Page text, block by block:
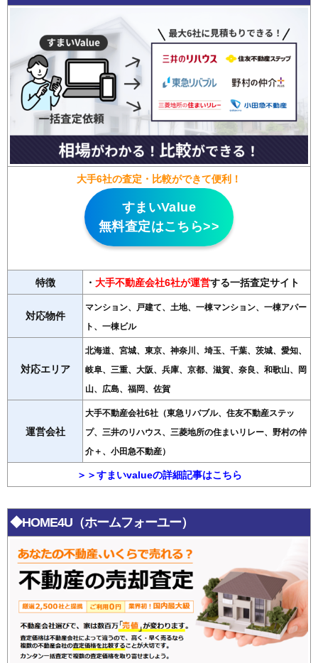
大手6社の査定・比較ができて便利！
すまいValue
無料査定はこちら>>
特徴 ・ 大手不動産会社6社が運営する一括査定サイト
対応物件
マンション、戸建て、土地、一棟マンション、一棟アパー
ト、一棟ビル
対応エリア
北海道、宮城、東京、神奈川、埼玉、千葉、茨城、愛知、
岐阜、三重、大阪、兵庫、京都、滋賀、奈良、和歌山、岡
山、広島、福岡、佐賀
運営会社
大手不動産会社6社（東急リバブル、住友不動産ステッ
プ、三井のリハウス、三菱地所の住まいリレー、野村の仲
介＋、小田急不動産）
＞＞すまいvalueの詳細記事はこちら
◆HOME4U（ホームフォーユー）